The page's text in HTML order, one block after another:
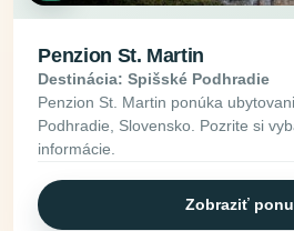
Penzion St. Martin
Destinácia: Spišské Podhradie
Penzion St. Martin ponúka
Podhradie, Slovensko. Pozrite si
informácie.
Zobraziť